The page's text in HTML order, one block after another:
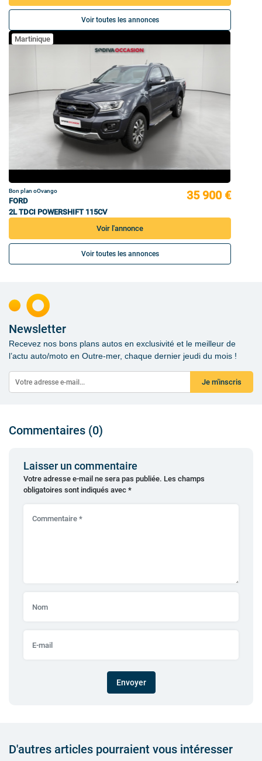
Voir toutes les annonces
Martinique
Bon plan oOvango
FORD
2L TDCI POWERSHIFT 115CV
35 900 €
Voir l'annonce
Voir toutes les annonces
Newsletter
Recevez nos bons plans autos en exclusivité et le meilleur de
l’actu auto/moto en Outre-mer, chaque dernier jeudi du mois !
Je m'inscris
Commentaires (0)
Laisser un commentaire
Votre adresse e-mail ne sera pas publiée. Les champs
obligatoires sont indiqués avec *
Envoyer
D'autres articles pourraient vous intéresser